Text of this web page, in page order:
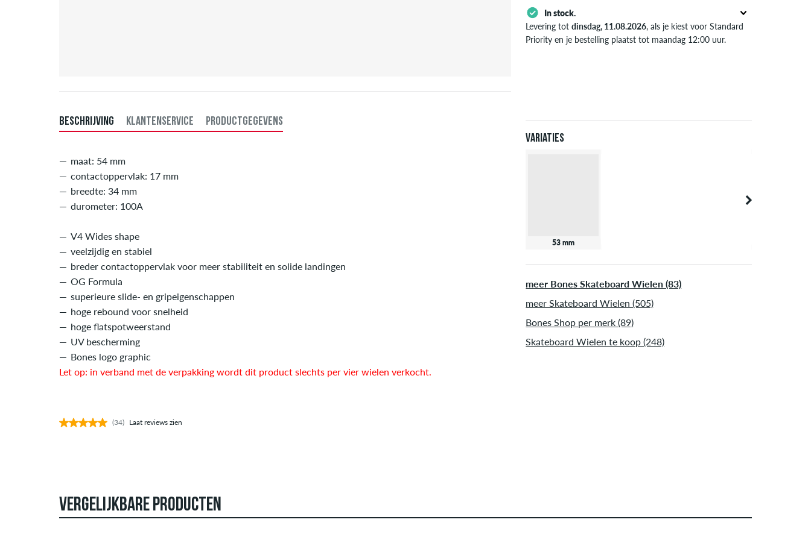
In stock.
Levering totdinsdag, 11.08.2026, als je kiest voor Standard
Priority en je bestelling plaatst tot maandag 12:00 uur.
Variaties
53 mm
BESCHRIJVING KLANTENSERVICE PRODUCTGEGEVENS
maat: 54 mm
contactoppervlak: 17 mm
breedte: 34 mm
durometer: 100A
V4 Wides shape
veelzijdig en stabiel
breder contactoppervlak voor meer stabiliteit en solide landingen
OG Formula
superieure slide- en gripeigenschappen
hoge rebound voor snelheid
hoge flatspotweerstand
UV bescherming
Bones logo graphic
Let op: in verband met de verpakking wordt dit product slechts per vier wielen verkocht.
(34) Laat reviews zien
meer Bones Skateboard Wielen (83)
meer Skateboard Wielen (505)
Bones Shop per merk (89)
Skateboard Wielen te koop (248)
VERGELIJKBARE PRODUCTEN